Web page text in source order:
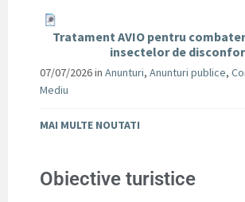
Tratament AVIO pentru
insectelor de
07/07/2026in Anunturi, Anunturi publice,
Mediu
MAI MULTE NOUTATI
Obiective turistice